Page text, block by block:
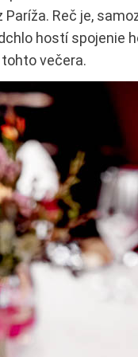
Reč je,
hostí spojenie
večera.